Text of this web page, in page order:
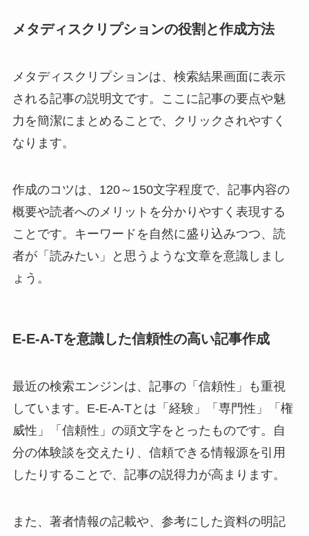
メタディスクリプションの役割と作成方法
メタディスクリプションは、検索結果画面に表示
される記事の説明文です。ここに記事の要点や魅
力を簡潔にまとめることで、クリックされやすく
なります。
作成のコツは、120～150文字程度で、記事内容の
概要や読者へのメリットを分かりやすく表現する
ことです。キーワードを自然に盛り込みつつ、読
者が「読みたい」と思うような文章を意識しまし
ょう。
E-E-A-Tを意識した信頼性の高い記事作成
最近の検索エンジンは、記事の「信頼性」も重視
しています。E-E-A-Tとは「経験」「専門性」「権
威性」「信頼性」の頭文字をとったものです。自
分の体験談を交えたり、信頼できる情報源を引用
したりすることで、記事の説得力が高まります。
また、著者情報の記載や、参考にした資料の明記